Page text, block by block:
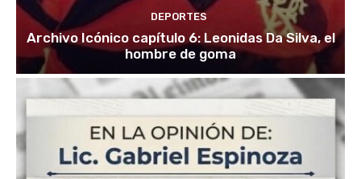
DEPORTES
Archivo Icónico capítulo 6: Leonidas Da Silva, el
hombre de goma